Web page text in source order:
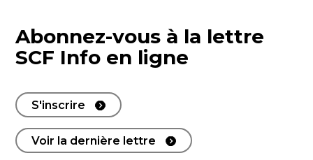
Abonnez-vous à la lettre
SCF Info en ligne
S'inscrire
Voir la dernière lettre